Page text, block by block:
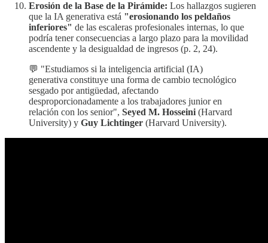
Erosión de la Base de la Pirámide: Los hallazgos sugieren
que la IA generativa está "erosionando los peldaños
inferiores" de las escaleras profesionales internas, lo que
podría tener consecuencias a largo plazo para la movilidad
ascendente y la desigualdad de ingresos (p. 2, 24).
💬 "Estudiamos si la inteligencia artificial (IA)
generativa constituye una forma de cambio tecnológico
sesgado por antigüedad, afectando
desproporcionadamente a los trabajadores junior en
relación con los senior", Seyed M. Hosseini (Harvard
University) y Guy Lichtinger (Harvard University).